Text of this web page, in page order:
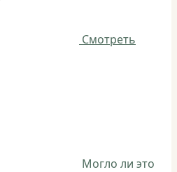
Смотреть
Могло ли это